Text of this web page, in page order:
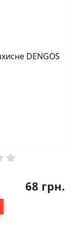
68 грн.